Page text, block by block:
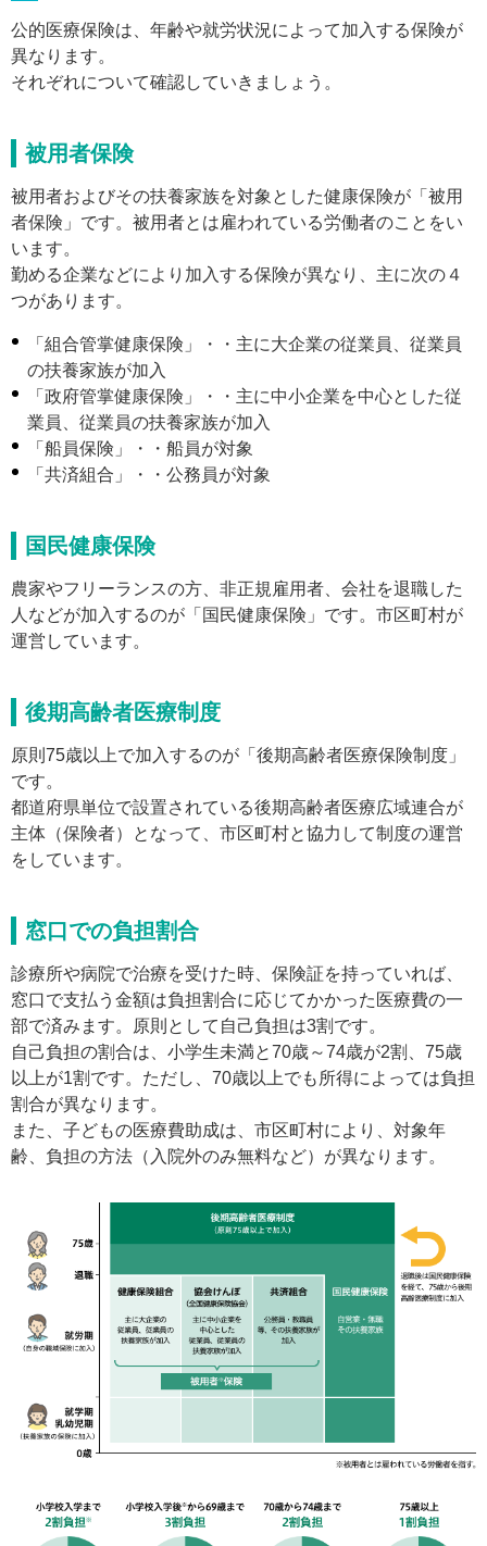
公的医療保険は、年齢や就労状況によって加入する保険が
異なります。
それぞれについて確認していきましょう。
被用者保険
被用者およびその扶養家族を対象とした健康保険が「被用
者保険」です。被用者とは雇われている労働者のことをい
います。
勤める企業などにより加入する保険が異なり、主に次の４
つがあります。
「組合管掌健康保険」・・主に大企業の従業員、従業員
の扶養家族が加入
「政府管掌健康保険」・・主に中小企業を中心とした従
業員、従業員の扶養家族が加入
「船員保険」・・船員が対象
「共済組合」・・公務員が対象
国民健康保険
農家やフリーランスの方、非正規雇用者、会社を退職した
人などが加入するのが「国民健康保険」です。市区町村が
運営しています。
後期高齢者医療制度
原則75歳以上で加入するのが「後期高齢者医療保険制度」
です。
都道府県単位で設置されている後期高齢者医療広域連合が
主体（保険者）となって、市区町村と協力して制度の運営
をしています。
窓口での負担割合
診療所や病院で治療を受けた時、保険証を持っていれば、
窓口で支払う金額は負担割合に応じてかかった医療費の一
部で済みます。原則として自己負担は3割です。
自己負担の割合は、小学生未満と70歳～74歳が2割、75歳
以上が1割です。ただし、70歳以上でも所得によっては負担
割合が異なります。
また、子どもの医療費助成は、市区町村により、対象年
齢、負担の方法（入院外のみ無料など）が異なります。